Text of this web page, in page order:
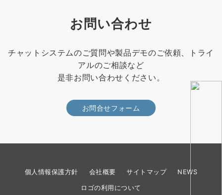
お問い合わせ
チャットシステムのご質問や製品デモのご依頼、トライ
アルのご相談など
是非お問い合わせください。
お問合せフォーム
個人情報保護方針 会社概要 サイトマップ NEWS
ロゴの利用について